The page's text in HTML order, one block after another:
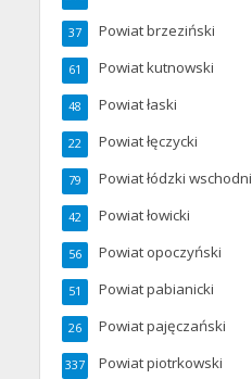
Powiat brzeziński
37
Powiat kutnowski
61
Powiat łaski
48
Powiat łęczycki
22
Powiat łódzki wschodni
79
Powiat łowicki
42
Powiat opoczyński
56
Powiat pabianicki
51
Powiat pajęczański
26
Powiat piotrkowski
337